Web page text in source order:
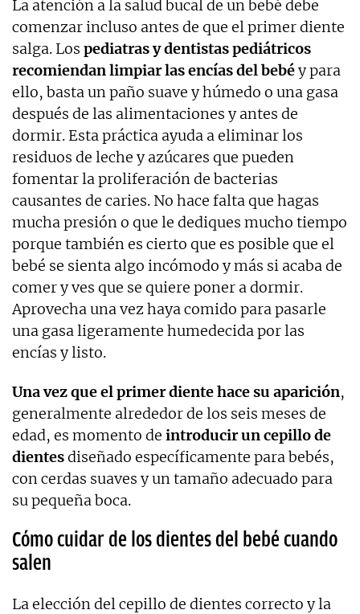
La atención a la salud bucal de un bebé debe
comenzar incluso antes de que el primer diente
salga. Los pediatras y dentistas pediátricos
recomiendan limpiar las encías del bebéy para
ello, basta un paño suave y húmedo o una gasa
después de las alimentaciones y antes de
dormir. Esta práctica ayuda a eliminar los
residuos de leche y azúcares que pueden
fomentar la proliferación de bacterias
causantes de caries. No hace falta que hagas
mucha presión o que le dediques mucho tiempo
porque también es cierto que es posible que el
bebé se sienta algo incómodo y más si acaba de
comer y ves que se quiere poner a dormir.
Aprovecha una vez haya comido para pasarle
una gasa ligeramente humedecida por las
encías y listo.
Una vez que el primer diente hace su aparición,
generalmente alrededor de los seis meses de
edad, es momento de introducir un cepillo de
dientesdiseñado específicamente para bebés,
con cerdas suaves y un tamaño adecuado para
su pequeña boca.
Cómo cuidar de los dientes del bebé cuando
salen
La elección del cepillo de dientes correcto y la